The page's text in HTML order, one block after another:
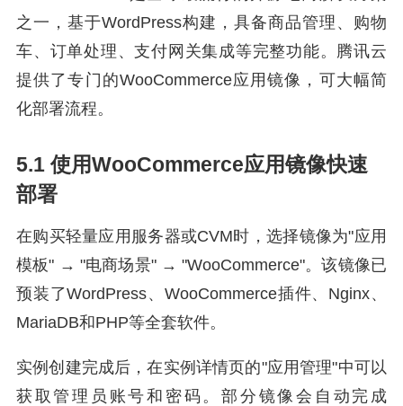
之一，基于WordPress构建，具备商品管理、购物
车、订单处理、支付网关集成等完整功能。腾讯云
提供了专门的WooCommerce应用镜像，可大幅简
化部署流程。
5.1 使用WooCommerce应用镜像快速
部署
在购买轻量应用服务器或CVM时，选择镜像为"应用
模板" → "电商场景" → "WooCommerce"。该镜像已
预装了WordPress、WooCommerce插件、Nginx、
MariaDB和PHP等全套软件。
实例创建完成后，在实例详情页的"应用管理"中可以
获取管理员账号和密码。部分镜像会自动完成